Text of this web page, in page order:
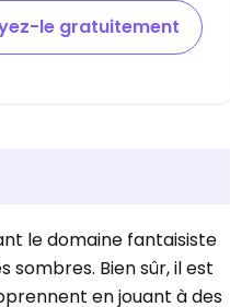
le gratuitement
le domaine fantaisiste
sombres. Bien sûr, il est
en jouant à des